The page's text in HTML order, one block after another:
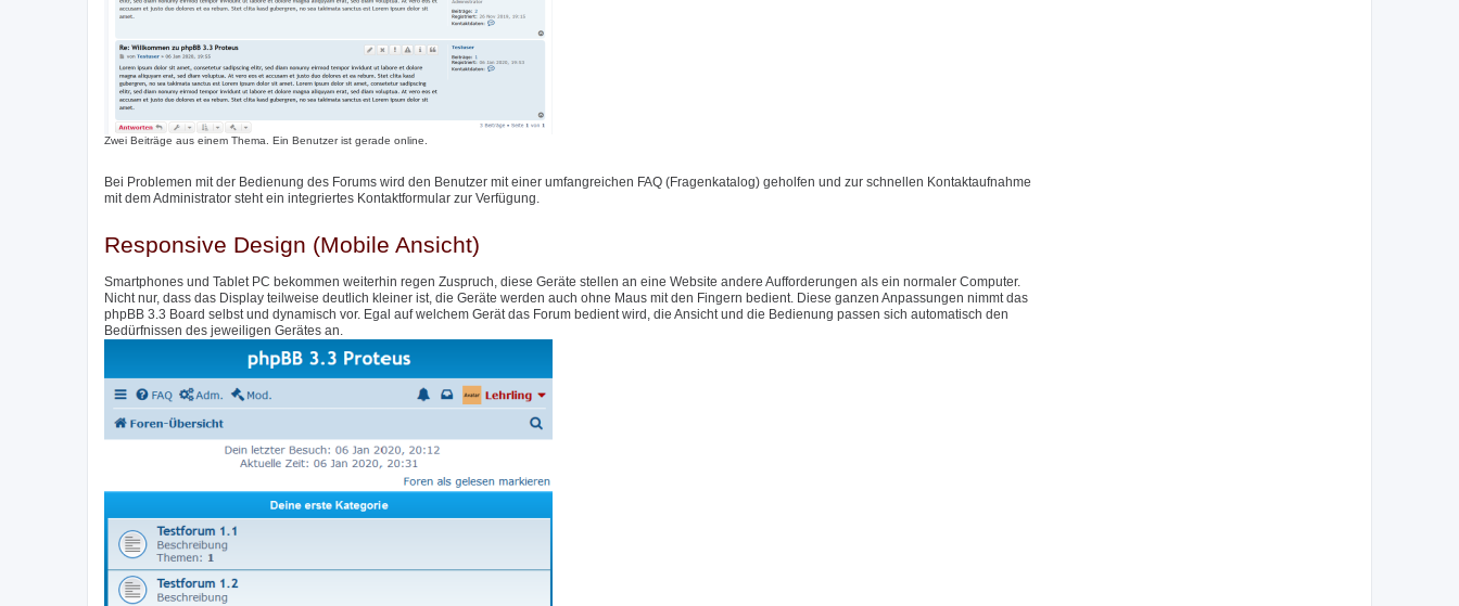
Zwei Beiträge aus einem Thema. Ein Benutzer ist gerade online.
Bei Problemen mit der Bedienung des Forums wird den Benutzer mit einer umfangreichen FAQ (Fragenkatalog) geholfen und zur schnellen Kontaktaufnahme
mit dem Administrator steht ein integriertes Kontaktformular zur Verfügung.
Responsive Design (Mobile Ansicht)
Smartphones und Tablet PC bekommen weiterhin regen Zuspruch, diese Geräte stellen an eine Website andere Aufforderungen als ein normaler Computer.
Nicht nur, dass das Display teilweise deutlich kleiner ist, die Geräte werden auch ohne Maus mit den Fingern bedient. Diese ganzen Anpassungen nimmt das
phpBB 3.3 Board selbst und dynamisch vor. Egal auf welchem Gerät das Forum bedient wird, die Ansicht und die Bedienung passen sich automatisch den
Bedürfnissen des jeweiligen Gerätes an.